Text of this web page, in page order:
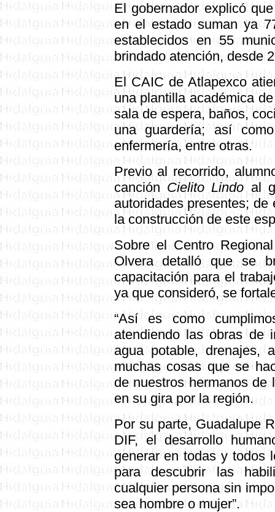
El gobernador explicó
en el estado suman ya
establecidos en 55
brindado atención, desde
El CAIC de Atlapexco
una plantilla académica
sala de espera, baños,
una guardería; así
enfermería, entre otras.
Previo al recorrido,
canción Cielito Lindoal
autoridades presentes;
la construcción de este
Sobre el Centro
Olvera detalló que se
capacitación para el
ya que consideró, se
“Así es como
atendiendo las obras de
agua potable, drenajes,
muchas cosas que se
de nuestros hermanos de
en su gira por la región.
Por su parte, Guadalupe
DIF, el desarrollo
generar en todas y todos
para descubrir las
cualquier persona sin
sea hombre o mujer”.